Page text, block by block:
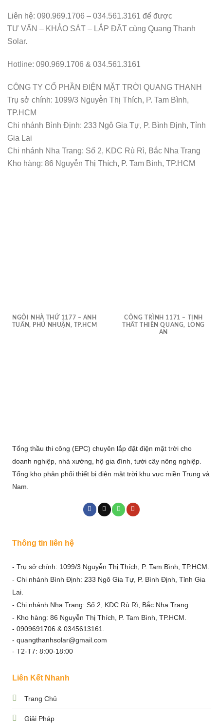
Liên hệ: 090.969.1706 – 034.561.3161 để được
TƯ VẤN – KHẢO SÁT – LẮP ĐẶT cùng Quang Thanh
Solar.
Hotline: 090.969.1706 & 034.561.3161
CÔNG TY CỔ PHẦN ĐIỆN MẶT TRỜI QUANG THANH
Trụ sở chính: 1099/3 Nguyễn Thị Thích, P. Tam Bình,
TP.HCM
Chi nhánh Bình Định: 233 Ngô Gia Tự, P. Bình Định, Tỉnh
Gia Lai
Chi nhánh Nha Trang: Số 2, KDC Rù Rì, Bắc Nha Trang
Kho hàng: 86 Nguyễn Thị Thích, P. Tam Bình, TP.HCM
NGÔI NHÀ THỨ 1177 – ANH
TUẤN, PHÚ NHUẬN, TP.HCM
CÔNG TRÌNH 1171 – TỊNH
THẤT THIÊN QUANG, LONG
AN
Tổng thầu thi công (EPC) chuyên lắp đặt điện mặt trời cho
doanh nghiệp, nhà xưởng, hộ gia đình, tưới cây nông nghiệp.
Tổng kho phân phối thiết bị điện mặt trời khu vực miền Trung và
Nam.
Liên Kết Nhanh
Trang Chủ
Giải Pháp
Thông tin liên hệ
- Trụ sở chính: 1099/3 Nguyễn Thị Thích, P. Tam Bình, TP.HCM.
- Chi nhánh Bình Định: 233 Ngô Gia Tự, P. Bình Định, Tỉnh Gia
Lai.
- Chi nhánh Nha Trang: Số 2, KDC Rù Rì, Bắc Nha Trang.
- Kho hàng: 86 Nguyễn Thị Thích, P. Tam Bình, TP.HCM.
- 0909691706 & 0345613161.
- quangthanhsolar@gmail.com
- T2-T7: 8:00-18:00